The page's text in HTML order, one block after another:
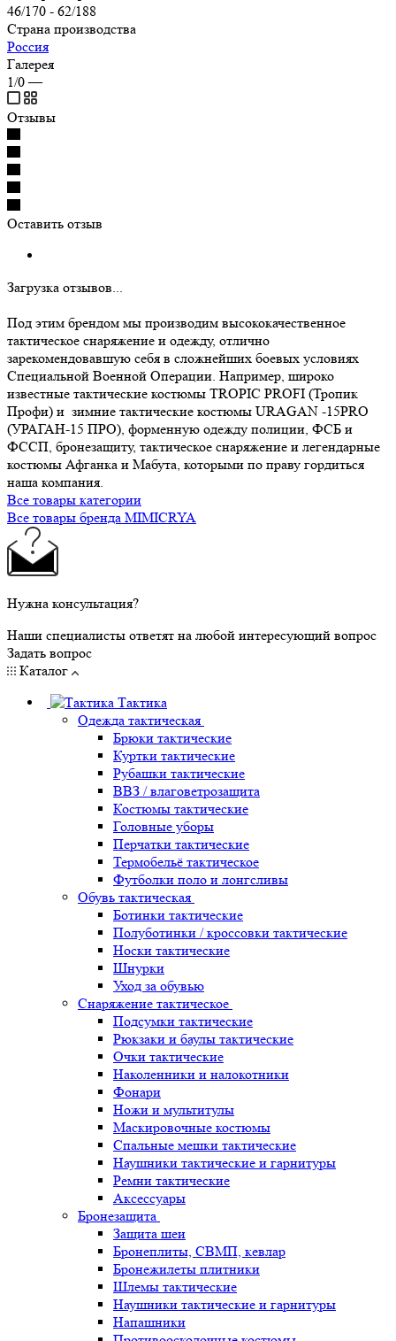
46/170 - 62/188
Страна производства
Россия
Галерея
1/0 —
Отзывы
Оставить отзыв
Загрузка отзывов...
Под этим брендом мы производим высококачественное
тактическое снаряжение и одежду, отлично
зарекомендовавшую себя в сложнейших боевых условиях
Специальной Военной Операции. Например, широко
известные тактические костюмы TROPIC PROFI (Тропик
Профи) и зимние тактические костюмы URAGAN -15PRO
(УРАГАН-15 ПРО), форменную одежду полиции, ФСБ и
ФССП, бронезащиту, тактическое снаряжение и легендарные
костюмы Афганка и Мабута, которыми по праву гордиться
наша компания.
Все товары категории
Все товары бренда MIMICRYA
Нужна консультация?
Наши специалисты ответят на любой интересующий вопрос
Задать вопрос
Каталог
Тактика
Одежда тактическая
Брюки тактические
Куртки тактические
Рубашки тактические
ВВЗ / влаговетрозащита
Костюмы тактические
Головные уборы
Перчатки тактические
Термобельё тактическое
Футболки поло и лонгсливы
Обувь тактическая
Ботинки тактические
Полуботинки / кроссовки тактические
Носки тактические
Шнурки
Уход за обувью
Снаряжение тактическое
Подсумки тактические
Рюкзаки и баулы тактические
Очки тактические
Наколенники и налокотники
Фонари
Ножи и мультитулы
Маскировочные костюмы
Спальные мешки тактические
Наушники тактические и гарнитуры
Ремни тактические
Аксессуары
Бронезащита
Защита шеи
Бронеплиты, СВМП, кевлар
Бронежилеты плитники
Шлемы тактические
Наушники тактические и гарнитуры
Напашники